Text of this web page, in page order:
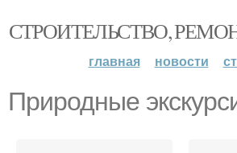
СТРОИТЕЛЬСТВО,
главная новости
Природные